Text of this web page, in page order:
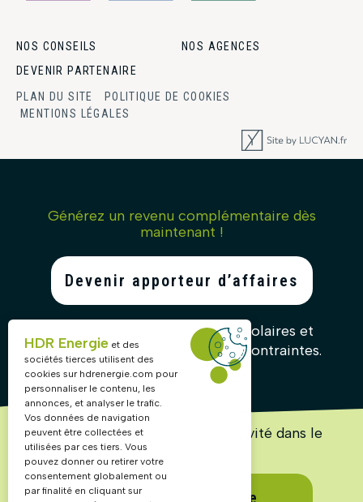
NOS CONSEILS
NOS AGENCES
DEVENIR PARTENAIRE
PLAN DU SITE
POLITIQUE DE COOKIES
MENTIONS LÉGALES
Générez un revenu complémentaire dès
maintenant !
Devenir apporteur d’affaires
Recommandez nos solutions solaires et
gagnez des commissions sans contraintes.
Lancez ou accélérez votre activité dans le
Devenir partenaire
HDR Energie et des
sociétés tierces utilisent des
cookies sur hdrenergie.com pour
personnaliser le contenu, les
annonces, et analyser le trafic.
Vos données de navigation
peuvent être collectées et
utilisées par ces tiers. Vous
pouvez donner ou retirer votre
consentement globalement ou
par finalité en cliquant sur